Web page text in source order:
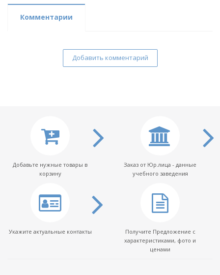
Комментарии
Добавить комментарий
Добавьте нужные товары в
корзину
Заказ от Юр.лица - данные
учебного заведения
Укажите актуальные контакты
Получите Предложение с
характеристиками, фото и
ценами